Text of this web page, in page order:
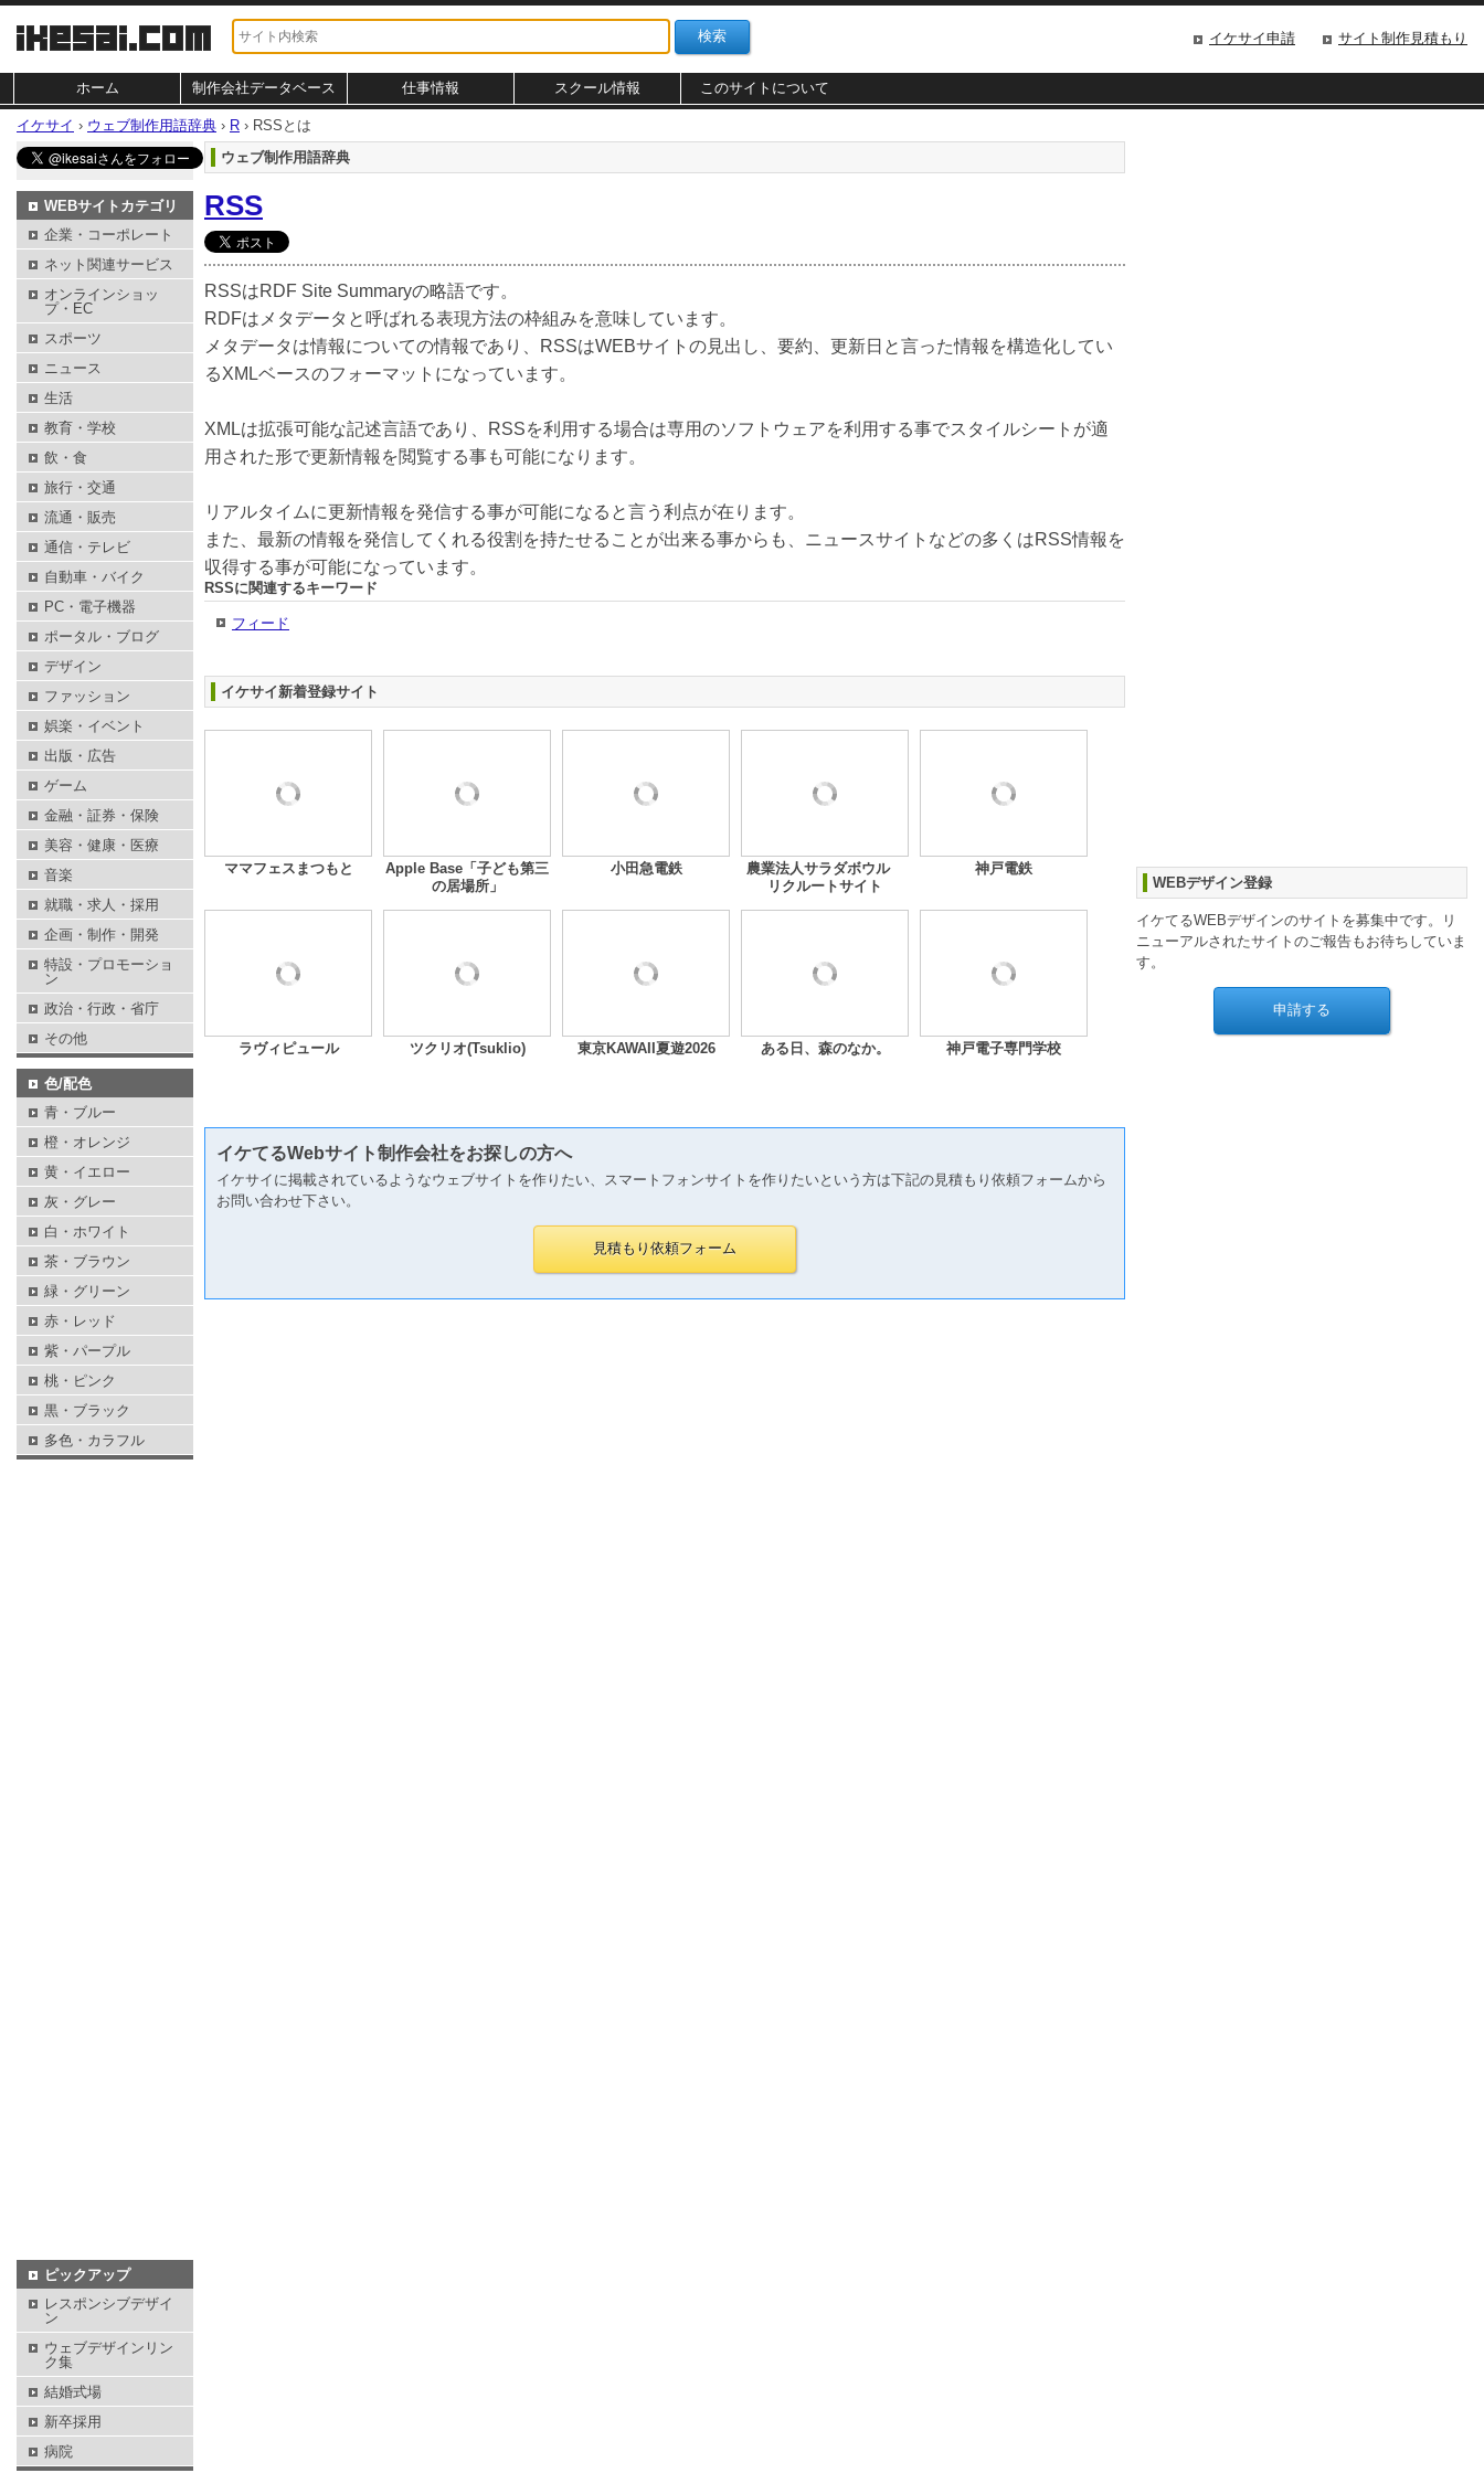
ホーム 制作会社データベース 仕事情報 スクール情報 このサイトについて
イケサイ申請 サイト制作見積もり
イケサイ › ウェブ制作用語辞典 › R › RSSとは
ウェブ制作用語辞典
RSS
RSSはRDF Site Summaryの略語です。
RDFはメタデータと呼ばれる表現方法の枠組みを意味しています。
メタデータは情報についての情報であり、RSSはWEBサイトの見出し、要約、更新日と言った情報を構造化してい
るXMLベースのフォーマットになっています。
XMLは拡張可能な記述言語であり、RSSを利用する場合は専用のソフトウェアを利用する事でスタイルシートが適
用された形で更新情報を閲覧する事も可能になります。
リアルタイムに更新情報を発信する事が可能になると言う利点が在ります。
また、最新の情報を発信してくれる役割を持たせることが出来る事からも、ニュースサイトなどの多くはRSS情報を
収得する事が可能になっています。
RSSに関連するキーワード
フィード
イケサイ新着登録サイト
ママフェスまつもと
Apple Base「子ども第三
の居場所」
小田急電鉄
農業法人サラダボウル
リクルートサイト
神戸電鉄
ラヴィピュール ツクリオ(Tsuklio) 東京KAWAII夏遊2026 ある日、森のなか。 神戸電子専門学校
イケてるWebサイト制作会社をお探しの方へ
イケサイに掲載されているようなウェブサイトを作りたい、スマートフォンサイトを作りたいという方は下記の見積もり依頼フォームから
お問い合わせ下さい。
WEBデザイン登録
イケてるWEBデザインのサイトを募集中です。リ
ニューアルされたサイトのご報告もお待ちしていま
す。
WEBサイトカテゴリ
企業・コーポレート
ネット関連サービス
オンラインショッ
プ・EC
スポーツ
ニュース
生活
教育・学校
飲・食
旅行・交通
流通・販売
通信・テレビ
自動車・バイク
PC・電子機器
ポータル・ブログ
デザイン
ファッション
娯楽・イベント
出版・広告
ゲーム
金融・証券・保険
美容・健康・医療
音楽
就職・求人・採用
企画・制作・開発
特設・プロモーショ
ン
政治・行政・省庁
その他
色/配色
青・ブルー
橙・オレンジ
黄・イエロー
灰・グレー
白・ホワイト
茶・ブラウン
緑・グリーン
赤・レッド
紫・パープル
桃・ピンク
黒・ブラック
多色・カラフル
ピックアップ
レスポンシブデザイ
ン
ウェブデザインリン
ク集
結婚式場
新卒採用
病院